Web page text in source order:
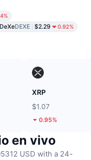
DeXeDEXE $2.29 0.92%
XRP
$1.07
0.95%
en vivo
USD with a 24-